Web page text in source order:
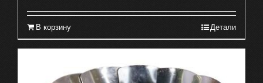
В корзину Детали